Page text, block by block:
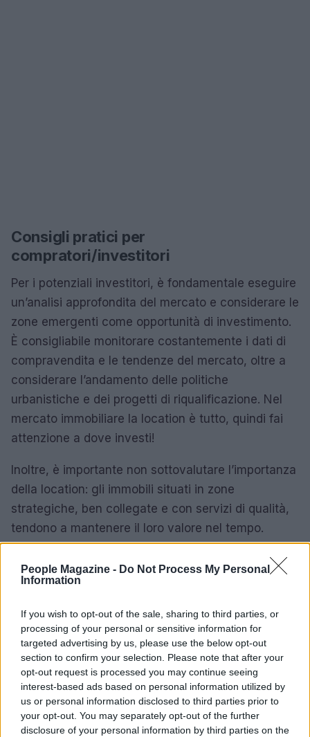
People Magazine - Do Not Process My Personal
Information
If you wish to opt-out of the sale, sharing to third parties, or
processing of your personal or sensitive information for
targeted advertising by us, please use the below opt-out
section to confirm your selection. Please note that after your
opt-out request is processed you may continue seeing
interest-based ads based on personal information utilized by
us or personal information disclosed to third parties prior to
your opt-out. You may separately opt-out of the further
disclosure of your personal information by third parties on the
Consigli pratici per
compratori/investitori
Per i potenziali investitori, è fondamentale eseguire
un’analisi approfondita del mercato e considerare le
zone emergenti come opportunità di investimento.
È consigliabile monitorare costantemente i dati di
compravendita e le tendenze del mercato, oltre a
considerare l’andamento delle politiche
urbanistiche e dei progetti di riqualificazione. Nel
mercato immobiliare la location è tutto, quindi fai
attenzione a dove investi!
Inoltre, è importante non sottovalutare l’importanza
della location: gli immobili situati in zone
strategiche, ben collegate e con servizi di qualità,
tendono a mantenere il loro valore nel tempo.
Infine, per massimizzare il ROI immobiliare, si
raccomanda di considerare l’acquisto di immobili da
ristrutturare, poiché questi possono offrire margini
Ricorda, ogni casa è un’opportunità che può
rivelarsi un investimento vincente.
Previsioni a medio termine
Le previsioni per il mercato immobiliare milanese
nei prossimi anni indicano una continua crescita,